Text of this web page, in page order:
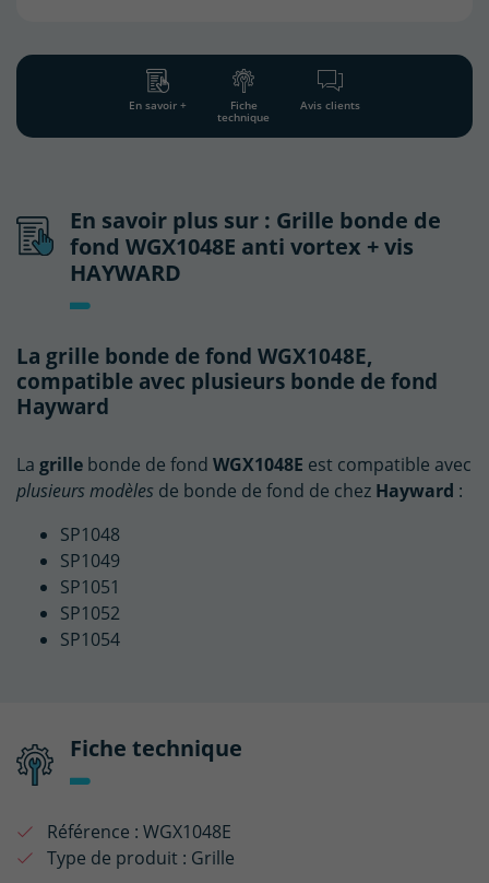
En savoir + Fiche
technique
Avis clients
En savoir plus sur : Grille bonde de
fond WGX1048E anti vortex + vis
HAYWARD
La grille bonde de fond WGX1048E,
compatible avec plusieurs bonde de fond
Hayward
La grille bonde de fond WGX1048E est compatible avec
plusieurs modèles de bonde de fond de chez Hayward :
SP1048
SP1049
SP1051
SP1052
SP1054
Fiche technique
Référence : WGX1048E
Type de produit : Grille